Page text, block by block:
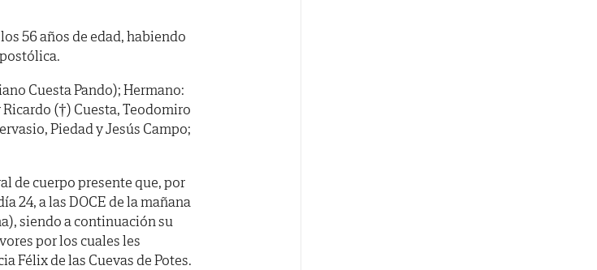
56 años de edad, habiendo
Cuesta Pando); Hermano:
(†) Cuesta, Teodomiro
Piedad y Jesús Campo;
de cuerpo presente que, por
24, a las DOCE de la mañana
siendo a continuación su
por los cuales les
Félix de las Cuevas de Potes.